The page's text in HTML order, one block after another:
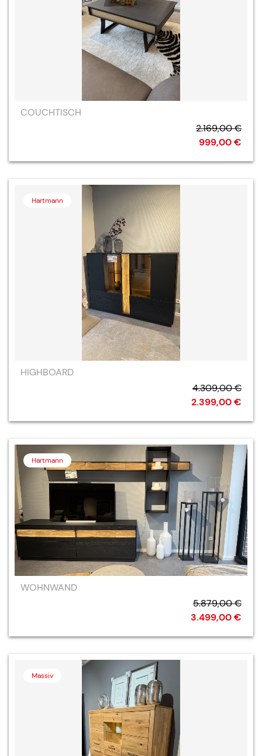
COUCHTISCH
2.169,00 €
999,00 €
Hartmann
HIGHBOARD
4.309,00 €
2.399,00 €
Hartmann
WOHNWAND
5.879,00 €
3.499,00 €
Massiv